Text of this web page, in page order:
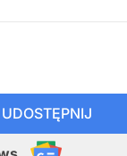
UDOSTĘPNIJ